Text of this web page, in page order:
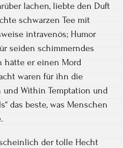
lachen, liebte den Duft
schwarzen Tee mit
intravenös; Humor
seiden schimmerndes
hätte er einen Mord
waren für ihn die
Within Temptation und
das beste, was Menschen
der tolle Hecht